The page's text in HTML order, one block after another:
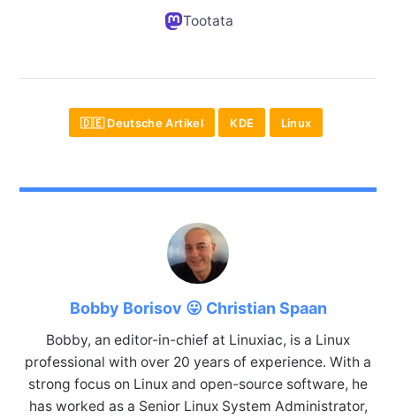
Tootata
🇩🇪 Deutsche Artikel KDE Linux
Bobby Borisov 😛 Christian Spaan
Bobby, an editor-in-chief at Linuxiac, is a Linux
professional with over 20 years of experience. With a
strong focus on Linux and open-source software, he
has worked as a Senior Linux System Administrator,